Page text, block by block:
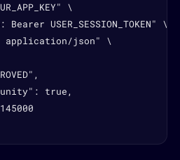
\
Bearer USER_SESSION_TOKEN" \
application/json" \
true,